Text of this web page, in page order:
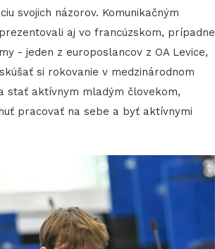
svojich názorov. Komunikačným
aj vo francúzskom, prípadne
- jeden z europoslancov z OA Levice,
si rokovanie v medzinárodnom
stať aktívnym mladým človekom,
pracovať na sebe a byť aktívnymi